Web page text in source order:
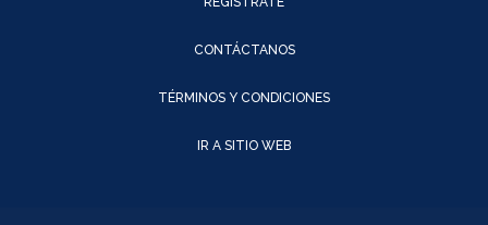
CONTÁCTANOS
TÉRMINOS Y CONDICIONES
IR A SITIO WEB